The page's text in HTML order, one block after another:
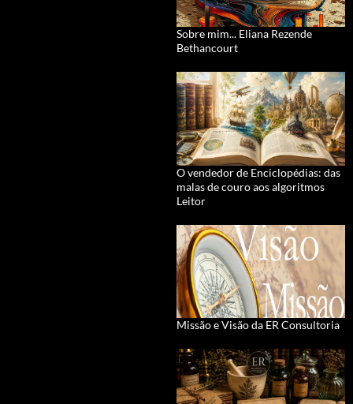
Sobre mim... Eliana Rezende
Bethancourt
O vendedor de Enciclopédias: das
malas de couro aos algoritmos
Leitor
Missão e Visão da ER Consultoria